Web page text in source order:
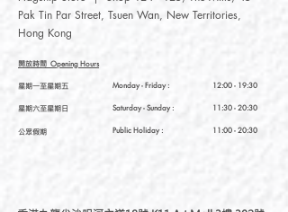
Pak Tin Par Street, Tsuen Wan, New Territories,
Hong Kong
開放時間 Opening Hours
星期一至星期五
星期六至星期日
公眾假期
12:00 - 19:30
11:30 - 20:30
11:00 - 20:30
Monday - Friday :
Saturday- Sunday :
Public Holiday :